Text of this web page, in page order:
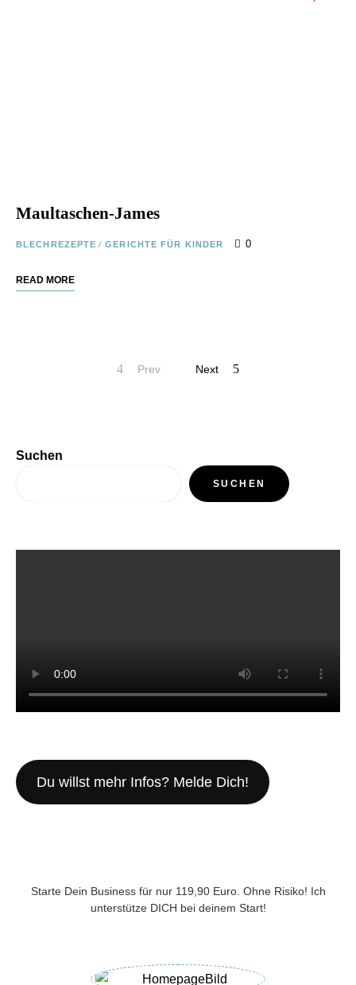
Maultaschen-James
BLECHREZEPTE / GERICHTE FÜR KINDER 0
READ MORE
Prev Next
Suchen
SUCHEN
Du willst mehr Infos? Melde Dich!
Starte Dein Business für nur 119,90 Euro. Ohne Risiko! Ich
unterstütze DICH bei deinem Start!